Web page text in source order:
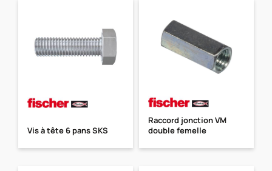
Vis à tête 6 pans SKS
Raccord jonction VM
double femelle